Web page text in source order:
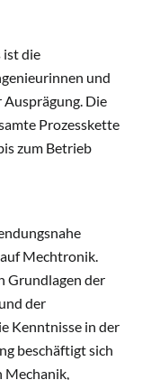
ist die
und
Die
Prozesskette
zum Betrieb
Mechtronik.
Grundlagen der
der
Kenntnisse in der
beschäftigt sich
Mechanik,